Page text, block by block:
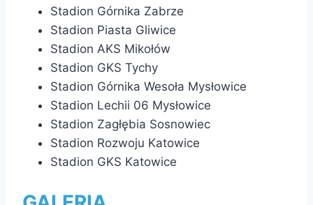
Stadion Górnika Zabrze
Stadion Piasta Gliwice
Stadion AKS Mikołów
Stadion GKS Tychy
Stadion Górnika Wesoła Mysłowice
Stadion Lechii 06 Mysłowice
Stadion Zagłębia Sosnowiec
Stadion Rozwoju Katowice
Stadion GKS Katowice